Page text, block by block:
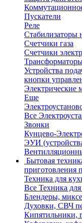
Пускатели
Реле
Стабилизаторы
Счетчики газа
Счетчики
Устройства
кнопки
Электрические
Еще
Все
Звонки
Кунцево-
ЭУИ
Бытовая
приготовления
Техника для
Все Техника
Блендеры,
Духовки, СВЧ
Кипятильники,